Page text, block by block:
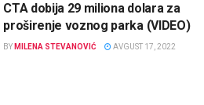
CTA dobija 29 miliona dolara za
proširenje voznog parka (VIDEO)
BY MILENA STEVANOVIĆ AVGUST 17, 2022